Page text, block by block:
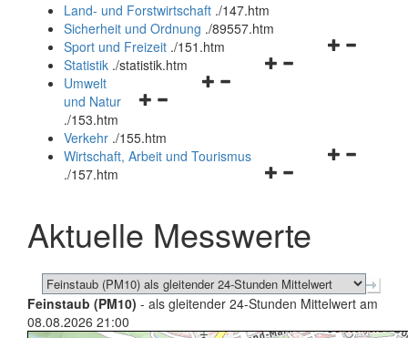
und
schließen
Land- und Forstwirtschaft ./147.htm
Sicherheit und Ordnung ./89557.htm
Navigationsmenü
Sport und Freizeit ./151.htm
Navigationsmenü
Statistik ./statistik.htm
Navigationsmenü
und
schließen
Umwelt
und Natur
./153.htm
Verkehr ./155.htm
Navigationsmenü
schließen
Wirtschaft, Arbeit und Tourismus
./157.htm
Aktuelle Messwerte
Feinstaub (PM10) - als gleitender 24-Stunden Mittelwert am
08.08.2026 21:00